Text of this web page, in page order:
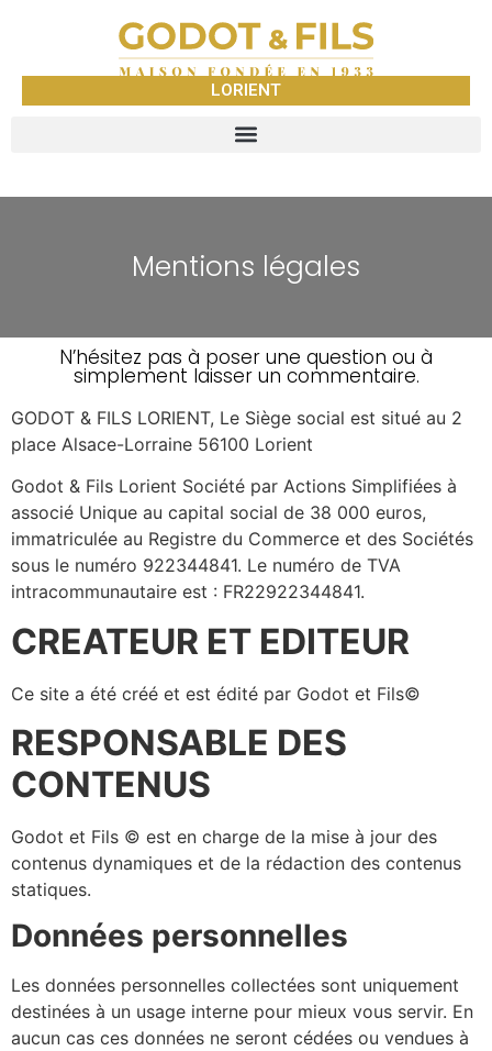
LORIENT
Mentions légales
N’hésitez pas à poser une question ou à
simplement laisser un commentaire.
GODOT & FILS LORIENT, Le Siège social est situé au 2
place Alsace-Lorraine 56100 Lorient
Godot & Fils Lorient Société par Actions Simplifiées à
associé Unique au capital social de 38 000 euros,
immatriculée au Registre du Commerce et des Sociétés
sous le numéro 922344841. Le numéro de TVA
intracommunautaire est : FR22922344841.
CREATEUR ET EDITEUR
Ce site a été créé et est édité par Godot et Fils©
RESPONSABLE DES
CONTENUS
Godot et Fils © est en charge de la mise à jour des
contenus dynamiques et de la rédaction des contenus
statiques.
Données personnelles
Les données personnelles collectées sont uniquement
destinées à un usage interne pour mieux vous servir. En
aucun cas ces données ne seront cédées ou vendues à